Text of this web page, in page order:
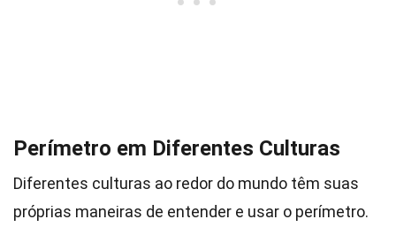
Perímetro em Diferentes Culturas
Diferentes culturas ao redor do mundo têm suas
próprias maneiras de entender e usar o perímetro.